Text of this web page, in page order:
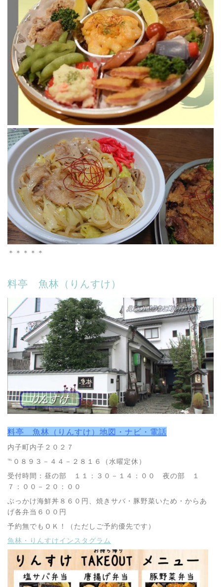
＊＊＊＊＊
料亭 魚林（りんすけ）
料亭 魚林（りんすけ）地図・ナビ・電話
内子町内子２０２７
℡０８９３－４４－２８１６（水曜定休）
受付時間：昼の部 １１：３０－１４：００ 夜の部 １
７：００－２０：００
ぶっかけ海鮮丼８６０円、焼きサバ・豚野菜いため・からあ
げ各弁当６００円
予約無でもＯＫ！（ただしご予約優先です）
魚林・りんすけインスタグラム